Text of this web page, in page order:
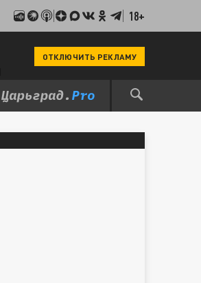
18+
ОТКЛЮЧИТЬ РЕКЛАМУ